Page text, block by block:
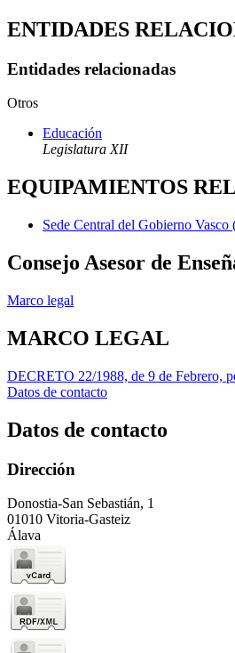
ENTIDADES
Entidades relacionadas
Otros
Educación
Legislatura XII
EQUIPAMIENTOS
Sede Central del Gobierno Vasco
Consejo Asesor de
Marco legal
MARCO LEGAL
DECRETO 22/1988, de 9 de Febrero,
Datos de contacto
Datos de contacto
Dirección
Donostia-San Sebastián, 1
01010 Vitoria-Gasteiz
Álava